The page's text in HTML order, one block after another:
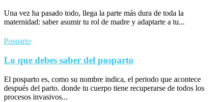
Una vez ha pasado todo, llega la parte más dura de toda la
maternidad: saber asumir tu rol de madre y adaptarte a tu...
Posparto
Lo que debes saber del posparto
El posparto es, como su nombre indica, el periodo que acontece
después del parto. donde tu cuerpo tiene recuperarse de todos los
procesos invasivos...